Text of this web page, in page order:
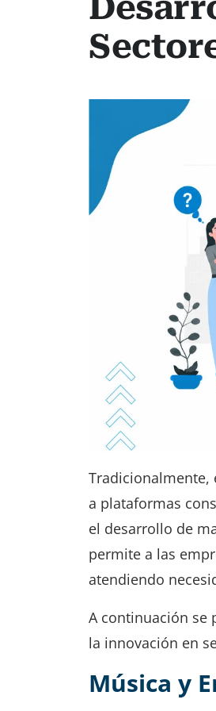
Tradicionalmente,
a plataformas
el desarrollo de
permite a las
atendiendo
A continuación se
la innovación en
Música y